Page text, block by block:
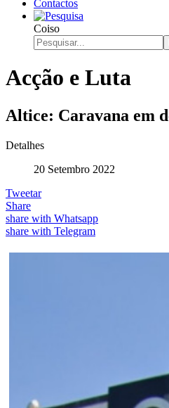
Contactos
Coiso
Acção e Luta
Altice: Caravana em
Detalhes
20 Setembro 2022
Tweetar
Share
share with Whatsapp
share with Telegram